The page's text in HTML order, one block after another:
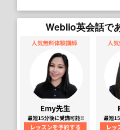
Weblio英会話で